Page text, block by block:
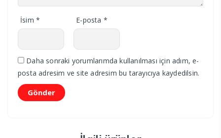
İsim * E-posta *
Daha sonraki yorumlarımda kullanılması için adım, e-
posta adresim ve site adresim bu tarayıcıya kaydedilsin.